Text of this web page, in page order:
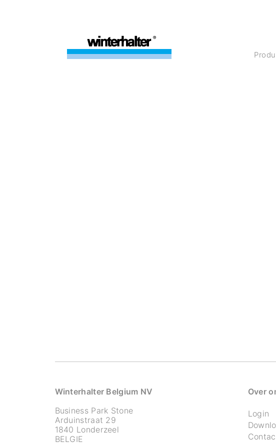
Winterhalter Belgium NV
Business Park Stone
Arduinstraat 29
1840 Londerzeel
BELGIE
Over
Login